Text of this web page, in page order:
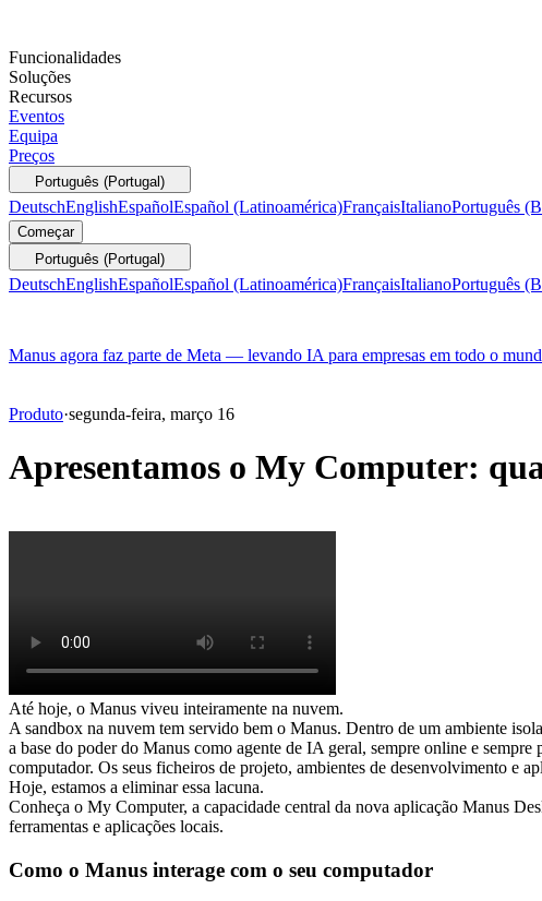
Funcionalidades
Soluções
Recursos
Eventos
Equipa
Preços
Português (Portugal)
DeutschEnglishEspañolEspañol (Latinoamérica)FrançaisItalianoPortuguês
Começar
Português (Portugal)
DeutschEnglishEspañolEspañol (Latinoamérica)FrançaisItalianoPortuguês
Manus agora faz parte de Meta — levando IA para empresas em todo o
Produto·segunda-feira, março 16
Apresentamos o My Computer:
Até hoje, o Manus viveu inteiramente na nuvem.
A sandbox na nuvem tem servido bem o Manus. Dentro de um ambiente
a base do poder do Manus como agente de IA geral, sempre online e
computador. Os seus ficheiros de projeto, ambientes de desenvolvimento e
Hoje, estamos a eliminar essa lacuna.
Conheça o My Computer, a capacidade central da nova aplicação Manus
ferramentas e aplicações locais.
Como o Manus interage com o seu computador